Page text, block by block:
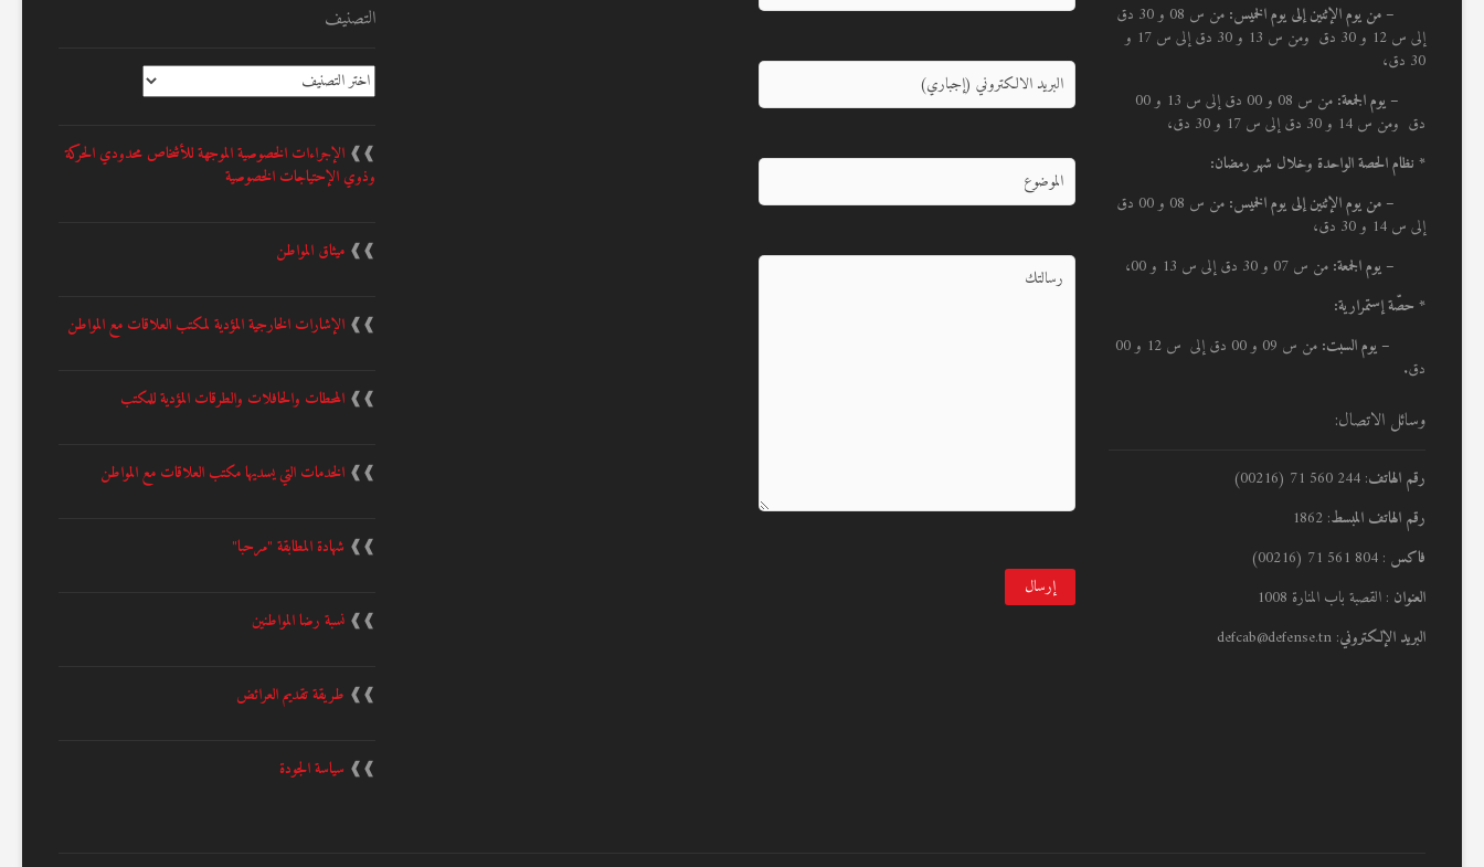
– من يوم الإثنين إلى يوم الخميس:
من س 08 و 30 دق
إلى س 12 و 30 دق ومن س 13 و 30 دق إلى س 17 و
30 دق،
– يوم الجمعة:
من س 08 و 00 دق إلى س 13 و 00
دق ومن س 14 و 30 دق إلى س 17 و 30 دق،
* نظام الحصة الواحدة وخلال شهر رمضان:
– من يوم الإثنين إلى يوم الخميس:
من س 08 و 00 دق
إلى س 14 و 30 دق،
– يوم الجمعة: من س 07 و 30 دق إلى س 13 و 00،
* حصّة إستمرارية:
– يوم السبت:
من س 09 و 00 دق إلى س 12 و 00
دق.
وسائل الاتصال:
رقم الهاتف: 244 560 71 (00216)
رقم الهاتف المبسط: 1862
فاكس : 804 561 71 (00216)
العنوان : القصبة باب المنارة 1008
البريد الإلكتروني: defcab@defense.tn
التصنيف
التصنيف
❱❱الإجراءات الخصوصية الموجهة للأشخاص محدودي الحركة
وذوي الإحتياجات الخصوصية
❱❱ميثاق المواطن
❱❱الإشارات الخارجية المؤدية لمكتب العلاقات مع المواطن
❱❱المحطات والحافلات والطرقات المؤدية للمكتب
❱❱الخدمات التي يسديها مكتب العلاقات مع المواطن
❱❱ شهادة المطابقة "مرحبا"
❱❱نسبة رضا المواطنين
❱❱ طريقة تقديم العرائض
❱❱سياسة الجودة